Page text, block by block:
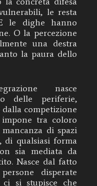
le resta
le dighe hanno
O la percezione
una destra
la paura dello
nasce
delle periferie,
competizione
tra coloro
di spazi
di qualsiasi forma
sia mediata da
Nasce dal fatto
disperate
si stupisce che